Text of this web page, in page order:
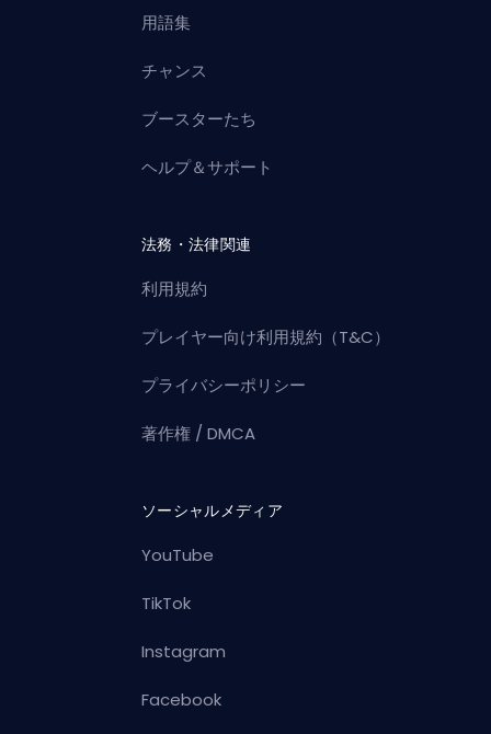
用語集
チャンス
ブースターたち
ヘルプ＆サポート
法務・法律関連
利用規約
プレイヤー向け利用規約（T&C）
プライバシーポリシー
著作権 / DMCA
ソーシャルメディア
YouTube
TikTok
Instagram
Facebook